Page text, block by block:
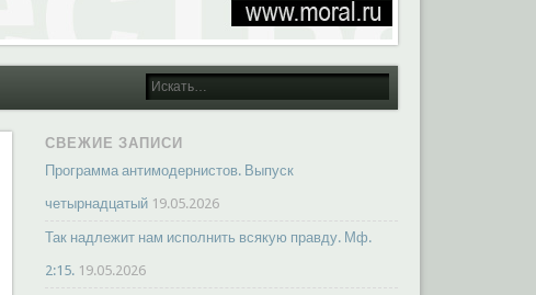
СВЕЖИЕ ЗАПИСИ
Программа антимодернистов. Выпуск
четырнадцатый 19.05.2026
Так надлежит нам исполнить всякую правду. Мф.
2:15. 19.05.2026